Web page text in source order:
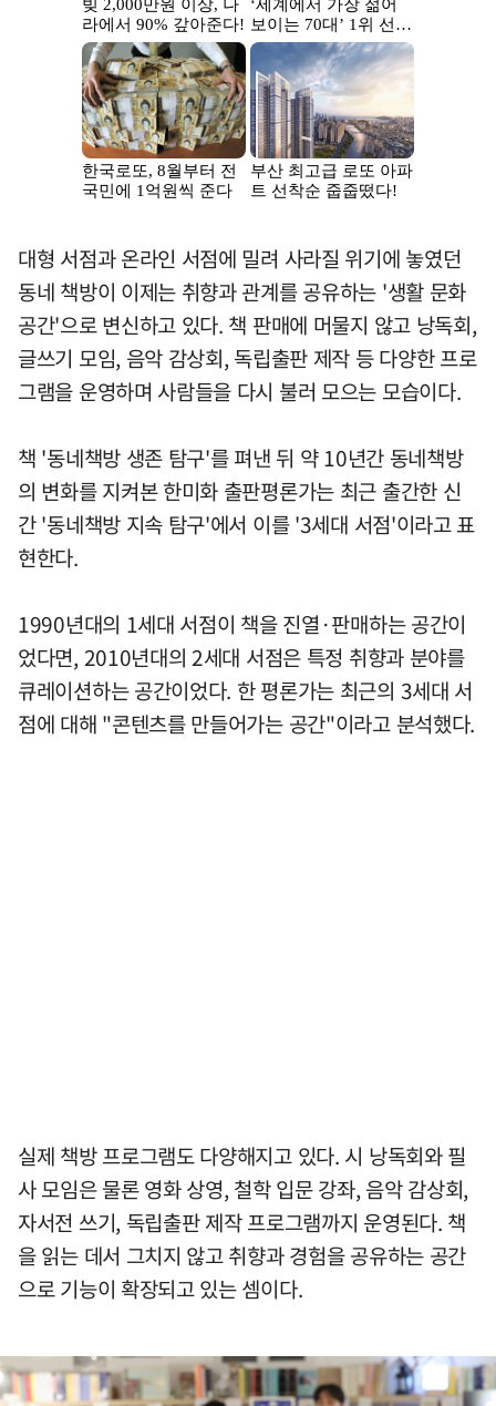
대형 서점과 온라인 서점에 밀려 사라질 위기에 놓였던
동네 책방이 이제는 취향과 관계를 공유하는 '생활 문화
공간'으로 변신하고 있다. 책 판매에 머물지 않고 낭독회,
글쓰기 모임, 음악 감상회, 독립출판 제작 등 다양한 프로
그램을 운영하며 사람들을 다시 불러 모으는 모습이다.
책 '동네책방 생존 탐구'를 펴낸 뒤 약 10년간 동네책방
의 변화를 지켜본 한미화 출판평론가는 최근 출간한 신
간 '동네책방 지속 탐구'에서 이를 '3세대 서점'이라고 표
현한다.
1990년대의 1세대 서점이 책을 진열·판매하는 공간이
었다면, 2010년대의 2세대 서점은 특정 취향과 분야를
큐레이션하는 공간이었다. 한 평론가는 최근의 3세대 서
점에 대해 "콘텐츠를 만들어가는 공간"이라고 분석했다.
실제 책방 프로그램도 다양해지고 있다. 시 낭독회와 필
사 모임은 물론 영화 상영, 철학 입문 강좌, 음악 감상회,
자서전 쓰기, 독립출판 제작 프로그램까지 운영된다. 책
을 읽는 데서 그치지 않고 취향과 경험을 공유하는 공간
으로 기능이 확장되고 있는 셈이다.